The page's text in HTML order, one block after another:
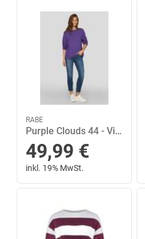
RABE
Purple Clouds 44 - Violett
49,99 €
inkl. 19% MwSt.